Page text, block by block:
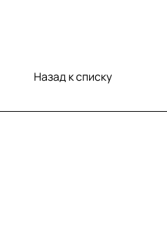
Назад к списку